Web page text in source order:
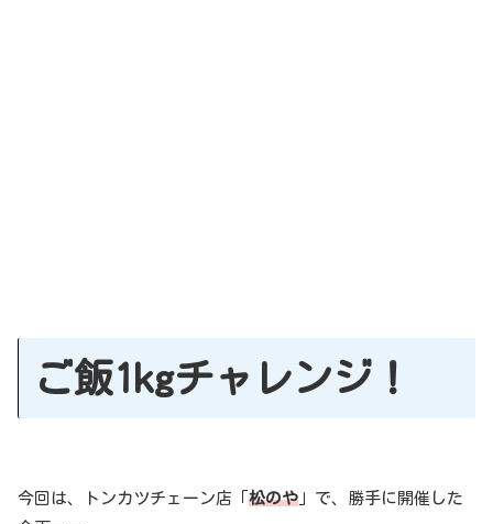
ご飯1kgチャレンジ！
今回は、トンカツチェーン店「 松のや 」で、勝手に開催した